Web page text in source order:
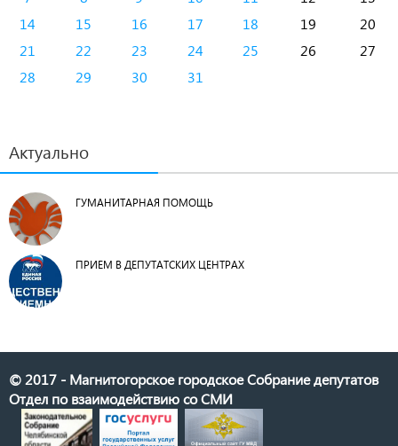
14
15 16 17 18 19
20
21
22 23 24 25 26
27
28
29 30 31
Актуально
ГУМАНИТАРНАЯ ПОМОЩЬ
ПРИЕМ В ДЕПУТАТСКИХ ЦЕНТРАХ
© 2017 - Магнитогорское городское Собрание депутатов
Отдел по взаимодействию со СМИ